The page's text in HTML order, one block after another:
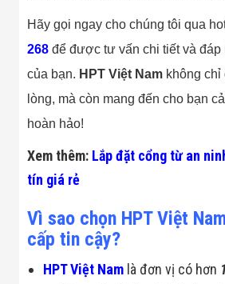
Hãy gọi ngay cho chúng tôi qua
268 để được tư vấn chi tiết và đáp
của bạn. HPT Việt Nam không
lòng, mà còn mang đến cho bạn
hoàn hảo!
Xem thêm: Lắp đặt cổng từ an
tín giá rẻ
Vì sao chọn HPT Việt
cấp tin cậy?
HPT Việt Nam là đơn vị có hơn